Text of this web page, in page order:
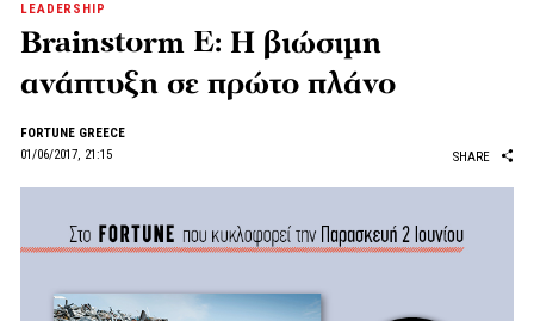
LEADERSHIP
Brainstorm E: Η βιώσιμη
ανάπτυξη σε πρώτο πλάνο
FORTUNE GREECE
01/06/2017, 21:15
SHARE